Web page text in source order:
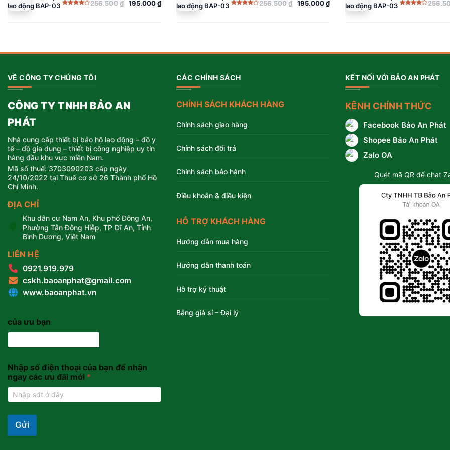
lao động BAP-03
hạng
256.500₫
Giá
là:
195.000₫
Giá
tại
lao động BAP-03
hạng
256.500₫
Giá
là:
195.000₫
Giá
tại
lao động BAP-03
hạng
Giá
là:
Giá
tại
VỀ CÔNG TY CHÚNG TÔI
CÔNG TY TNHH BẢO AN
PHÁT
Nhà cung cấp thiết bị bảo hộ lao động – đồ y
tế – đồ gia dụng – thiết bị công nghiệp uy tín
hàng đầu khu vực miền Nam.
Mã số thuế: 3703090203 cấp ngày
24/10/2022 tại Thuế cơ sở 26 Thành phố Hồ
Chí Minh.
ĐỊA CHỈ
Khu dân cư Nam An, Khu phố Đông An,
Phường Tân Đông Hiệp, TP Dĩ An, Tỉnh
Bình Dương, Việt Nam
LIÊN HỆ
0921.919.979
cskh.baoanphat@gmail.com
www.baoanphat.vn
của ưu bạn
Nhập số điện thoại của bạn để nhận
ngay các ưu đãi mới *
Gửi
CÁC CHÍNH SÁCH
CHÍNH SÁCH KHÁCH HÀNG
Chính sách giao hàng
Chính sách đổi trả
Chính sách bảo hành
Điều khoản & điều kiện
HỖ TRỢ KHÁCH HÀNG
Hướng dẫn mua hàng
Hướng dẫn thanh toán
Hỗ trợ kỹ thuật
Bảng giá sỉ – Đại lý
KẾT NỐI VỚI BẢO AN PHÁT
KÊNH CHÍNH THỨC
Facebook Bảo An Phát
Shopee Bảo An Phát
Zalo OA
Quét mã QR để chat